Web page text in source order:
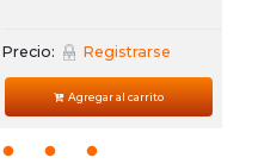
Precio: Registrarse
Agregar al carrito